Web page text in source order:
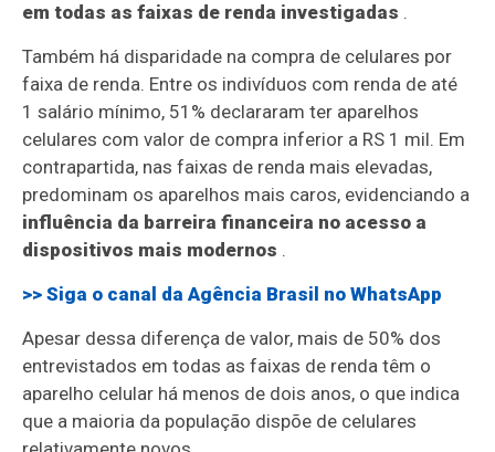
em todas as faixas de renda investigadas .
Também há disparidade na compra de celulares por
faixa de renda. Entre os indivíduos com renda de até
1 salário mínimo, 51% declararam ter aparelhos
celulares com valor de compra inferior a RS 1 mil. Em
contrapartida, nas faixas de renda mais elevadas,
predominam os aparelhos mais caros, evidenciando a
influência da barreira financeira no acesso a
dispositivos mais modernos .
>> Siga o canal daAgência Brasil no WhatsApp
Apesar dessa diferença de valor, mais de 50% dos
entrevistados em todas as faixas de renda têm o
aparelho celular há menos de dois anos, o que indica
que a maioria da população dispõe de celulares